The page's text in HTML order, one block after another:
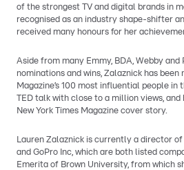
of the strongest TV and digital brands in
recognised as an industry shape-shifter
received many honours for her
Aside from many Emmy, BDA, Webby and
nominations and wins, Zalaznick has been
Magazine’s 100 most influential people in
TED talk with close to a million views, and
New York Times Magazine cover story.
Lauren Zalaznick is currently a director of
and GoPro Inc, which are both listed
Emerita of Brown University, from which